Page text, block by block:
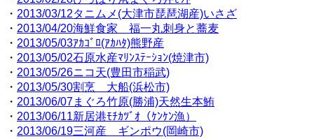
・ 2013/03/12タニムメ(大津市琵琶湖産)いさざ
・ 2013/04/20海鮮食家 福一丸刺身と蕎麦
・ 2013/05/03ｱｶｺﾞﾛ(ｱｶﾊﾀ)熊野産
・ 2013/05/02石原水産ﾏﾘﾝｽﾃｰｼｮﾝ(焼津市)
・ 2013/05/26ニコ天(豊田市稲武)
・ 2013/05/30割烹 大船(浜松市)
・ 2013/06/07まぐろ竹原(勝浦)天然生本鮪
・ 2013/06/11新居港ﾓﾁｶﾂﾞｵ（ｹﾝｹﾝ漁）
・ 2013/06/19三河産 ギンポウ(岡崎市)